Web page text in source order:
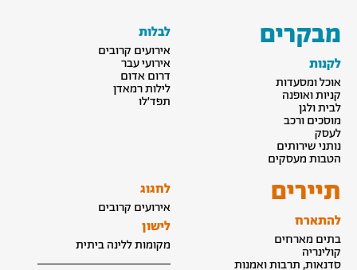
מבקרים
לקנות
אוכל ומסעדות
קניות ואופנה
לבית ולגן
מוסכים ורכב
לעסק
נותני שירותים
הטבות מעסקים
לבלות
אירועים קרובים
אירועי עבר
דרום אדום
לילות רמאדן
תפד׳לו
תיירים
להתארח
בתים מארחים
קולינריה
סדנאות, תרבות ואמנות
לחגוג
אירועים קרובים
לישון
מקומות ללינה ביתית